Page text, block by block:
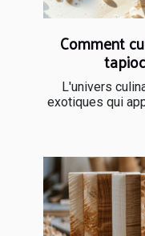
Comment
L'univers
exotiques qui